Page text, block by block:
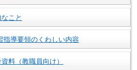
こと
指導要領のくわしい内容
料（教職員向け）